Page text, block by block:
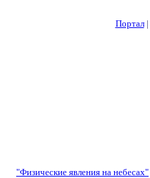
Портал|
"Физические явления на небесах"